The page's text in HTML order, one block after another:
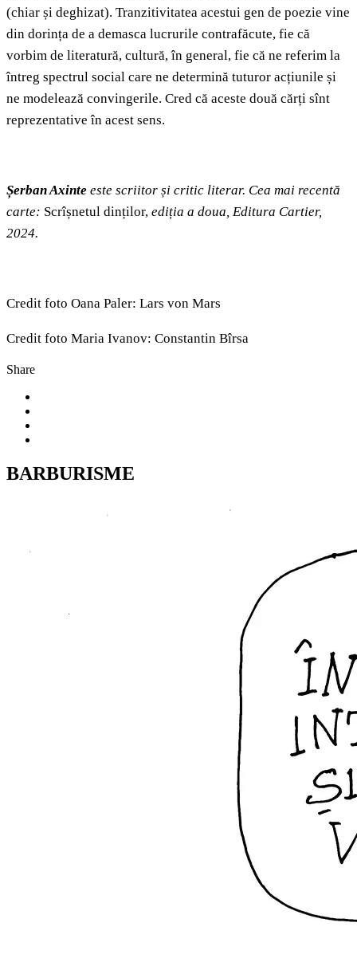
(chiar și deghizat). Tranzitivitatea acestui gen de poezie vine
din dorința de a demasca lucrurile contrafăcute, fie că
vorbim de literatură, cultură, în general, fie că ne referim la
întreg spectrul social care ne determină tuturor acțiunile și
ne modelează convingerile. Cred că aceste două cărți sînt
reprezentative în acest sens.
Șerban Axinte este scriitor și critic literar. Cea mai recentă
carte: Scrîșnetul dinților, ediția a doua, Editura Cartier,
2024.
Credit foto Oana Paler: Lars von Mars
Credit foto Maria Ivanov: Constantin Bîrsa
Share
BARBURISME